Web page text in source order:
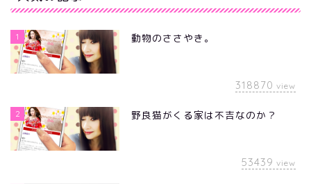
1 動物のささやき。
318870 view
2 野良猫がくる家は不吉なのか？
53439 view